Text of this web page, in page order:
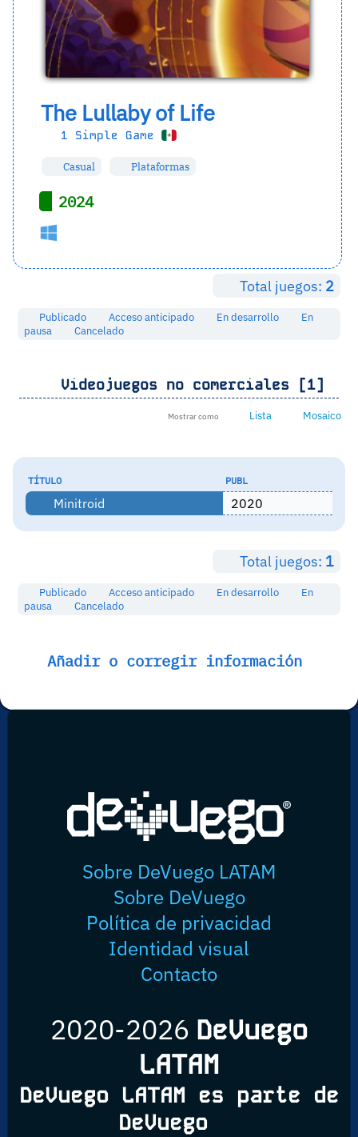
The Lullaby of Life
1 Simple Game
Casual Plataformas
2024
Total juegos: 2
Publicado Acceso anticipado En desarrollo
En
pausa
Cancelado
Videojuegos no comerciales [1]
Mostrar como Lista Mosaico
TÍTULO PUBL
Minitroid 2020
Total juegos: 1
Publicado Acceso anticipado En desarrollo
En
pausa
Cancelado
Añadir o corregir información
Sobre DeVuego LATAM
Sobre DeVuego
Política de privacidad
Identidad visual
Contacto
2020-2026 DeVuego
LATAM
DeVuego LATAM es parte de
DeVuego